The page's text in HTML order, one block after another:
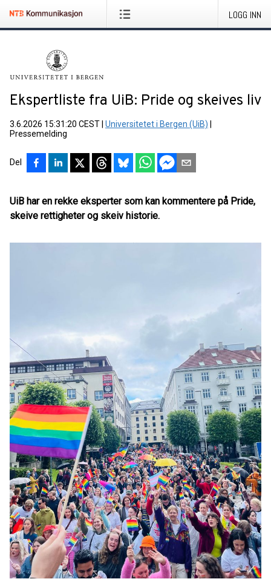
LOGG INN
Ekspertliste fra UiB: Pride og skeives liv
3.6.2026 15:31:20 CEST Universitetet i Bergen (UiB)
Pressemelding
Del
UiB har en rekke eksperter som kan kommentere på Pride,
skeive rettigheter og skeiv historie.